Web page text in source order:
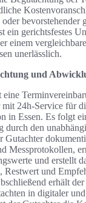
bevorstehender
ein gerichtsfestes
einem
unerlässlich.
und
eine
24h-Service für
in Essen. Es folgt
durch den
Gutachter
Messprotokollen,
und erstellt
Restwert und
erhält
in digitaler